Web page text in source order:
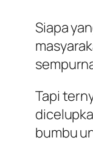
Siapa
Tapi
bumbu